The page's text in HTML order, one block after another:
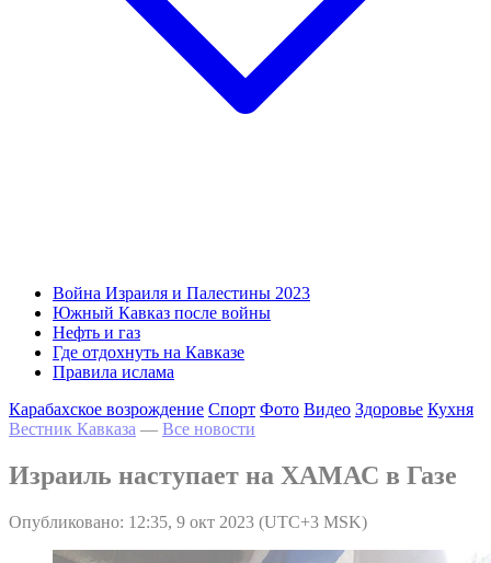
Война Израиля и Палестины 2023
Южный Кавказ после войны
Нефть и газ
Где отдохнуть на Кавказе
Правила ислама
Карабахское возрождение Спорт Фото Видео Здоровье Кухня
Вестник Кавказа — Все новости
Израиль наступает на ХАМАС в Газе
Опубликовано: 12:35, 9 окт 2023 (UTC+3 MSK)